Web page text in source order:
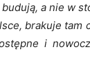
a nie w
brakuje
i